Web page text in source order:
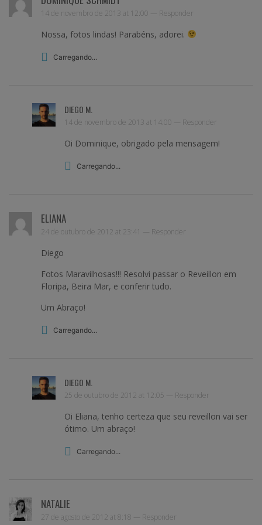
14 de novembro de 2013 at 12:00 — Responder
Nossa, fotos lindas! Parabéns, adorei.
Carregando...
DIEGO M.
14 de novembro de 2013 at 14:00 — Responder
Oi Dominique, obrigado pela mensagem!
Carregando...
ELIANA
24 de outubro de 2012 at 23:41 — Responder
Diego
Fotos Maravilhosas!!! Resolvi passar o Reveillon em
Floripa, Beira Mar, e conferir tudo.
Um Abraço!
Carregando...
DIEGO M.
25 de outubro de 2012 at 12:05 — Responder
Oi Eliana, tenho certeza que seu reveillon vai ser
ótimo. Um abraço!
Carregando...
NATALIE
27 de agosto de 2012 at 8:18 — Responder